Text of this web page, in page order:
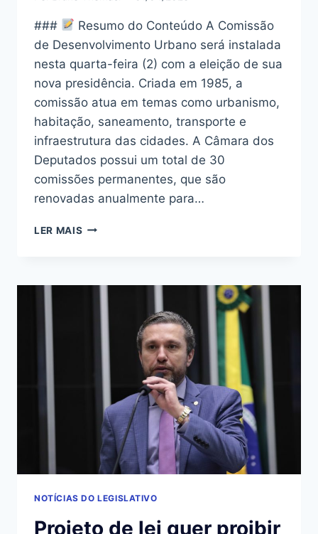
###
Resumo do Conteúdo A Comissão
de Desenvolvimento Urbano será instalada
nesta quarta-feira (2) com a eleição de sua
nova presidência. Criada em 1985, a
comissão atua em temas como urbanismo,
habitação, saneamento, transporte e
infraestrutura das cidades. A Câmara dos
Deputados possui um total de 30
comissões permanentes, que são
renovadas anualmente para…
LER MAIS COMISSÃO
ELEGE
PRESIDÊNCIA
NOTÍCIAS DO LEGISLATIVO
Projeto de lei quer proibir